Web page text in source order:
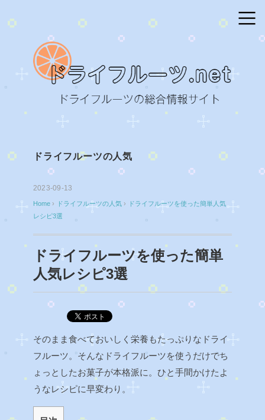
ドライフルーツの人気
2023-09-13
Home › ドライフルーツの人気 ›
ドライフルーツを使った簡単人気
レシピ3選
ドライフルーツを使った簡単
人気レシピ3選
そのまま食べておいしく栄養もたっぷりなドライ
フルーツ。そんなドライフルーツを使うだけでち
ょっとしたお菓子が本格派に。ひと手間かけたよ
うなレシピに早変わり。